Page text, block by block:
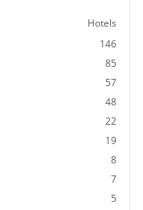
Hotels
146
85
57
48
22
19
8
7
5